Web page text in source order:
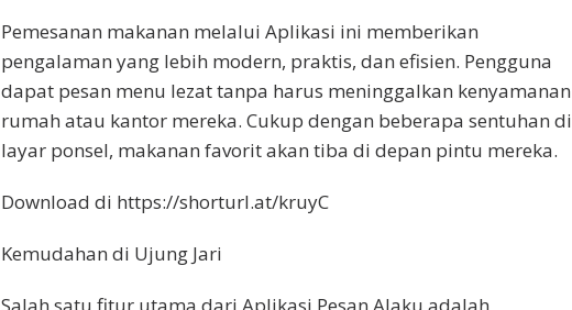
Pemesanan makanan melalui Aplikasi ini memberikan
pengalaman yang lebih modern, praktis, dan efisien. Pengguna
dapat pesan menu lezat tanpa harus meninggalkan kenyamanan
rumah atau kantor mereka. Cukup dengan beberapa sentuhan di
layar ponsel, makanan favorit akan tiba di depan pintu mereka.
Download di https://shorturl.at/kruyC
Kemudahan di Ujung Jari